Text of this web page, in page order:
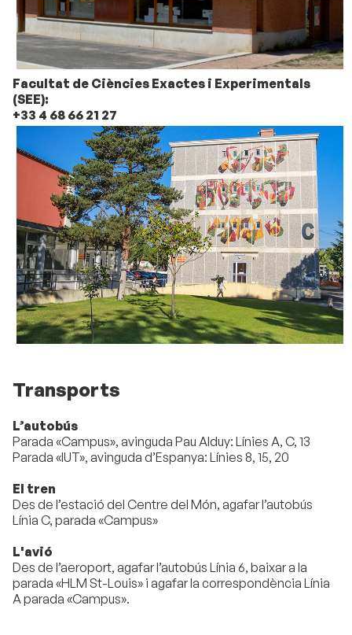
Facultat de Ciències Exactes i Experimentals
(SEE):
+33 4 68 66 21 27
Transports
L’autobús
Parada «Campus», avinguda Pau Alduy: Línies A, C, 13
Parada «IUT», avinguda d’Espanya: Línies 8, 15, 20
El tren
Des de l’estació del Centre del Món, agafar l’autobús
Línia C, parada «Campus»
L'avió
Des de l’aeroport, agafar l’autobús Línia 6, baixar a la
parada «HLM St-Louis» i agafar la correspondència Línia
A parada «Campus».